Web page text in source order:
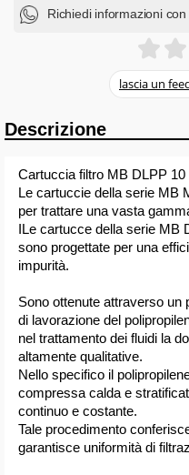
Richiedi informazioni
Descrizione
Cartuccia filtro MB DLPP
Le cartuccie della serie MB
per trattare una vasta
ILe cartucce della serie MB
sono progettate per una
impurità.
Sono ottenute attraverso
di lavorazione del
nel trattamento dei fluidi la
altamente qualitative.
Nello specifico il
compressa calda e
continuo e costante.
Tale procedimento
garantisce uniformità di